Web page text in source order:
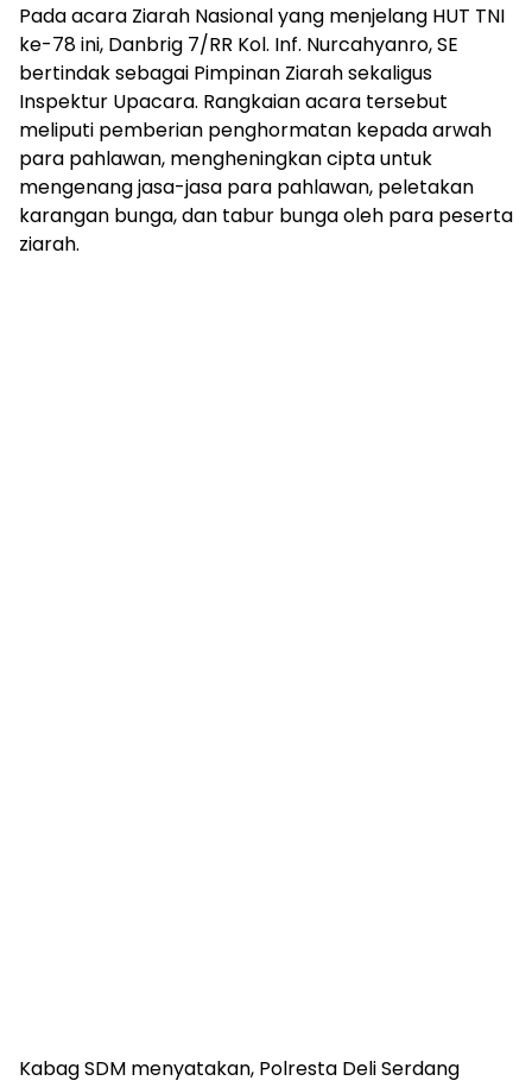
Pada acara Ziarah Nasional yang menjelang HUT TNI
ke-78 ini, Danbrig 7/RR Kol. Inf. Nurcahyanro, SE
bertindak sebagai Pimpinan Ziarah sekaligus
Inspektur Upacara. Rangkaian acara tersebut
meliputi pemberian penghormatan kepada arwah
para pahlawan, mengheningkan cipta untuk
mengenang jasa-jasa para pahlawan, peletakan
karangan bunga, dan tabur bunga oleh para peserta
ziarah.
Kabag SDM menyatakan, Polresta Deli Serdang